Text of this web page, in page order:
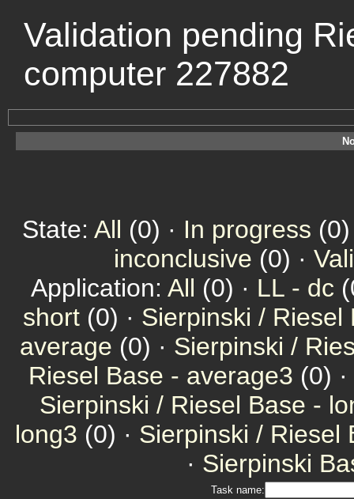
Validation pending
computer 227882
State: All (0) · In progress
inconclusive (0) ·
Application: All (0) · LL - dc
short (0) · Sierpinski / Riesel
average (0) · Sierpinski /
Riesel Base - average3 (0) ·
Sierpinski / Riesel Base -
long3 (0) · Sierpinski / Riesel
· Sierpinski
Task name: